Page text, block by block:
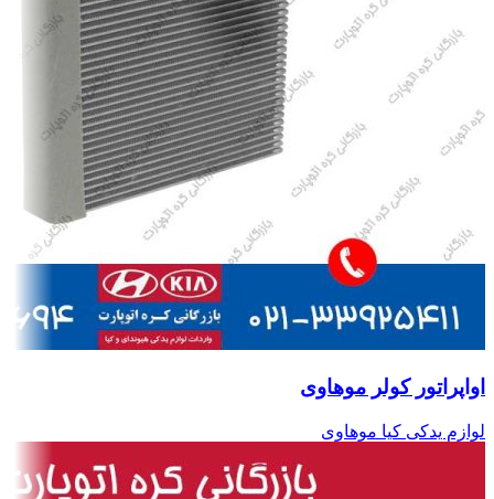
اواپراتور کولر موهاوی
لوازم یدکی کیا موهاوی